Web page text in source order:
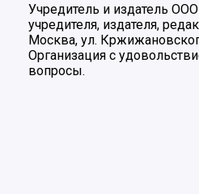
Учредитель и издатель
учредителя, издателя,
Москва, ул.
Организация с
вопросы.